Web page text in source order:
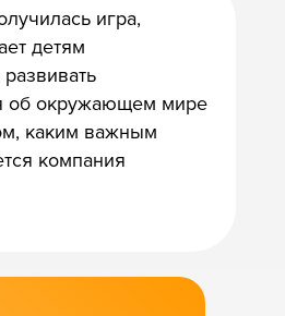
игра,
детям
об окружающем мире
каким важным
компания